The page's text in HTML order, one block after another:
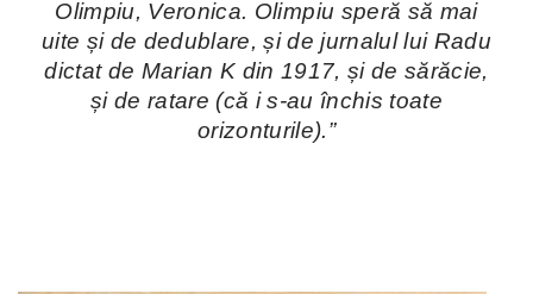
Olimpiu, Veronica. Olimpiu speră să mai
uite și de dedublare, și de jurnalul lui Radu
dictat de Marian K din 1917, și de sărăcie,
și de ratare (că i s-au închis toate
orizonturile).”